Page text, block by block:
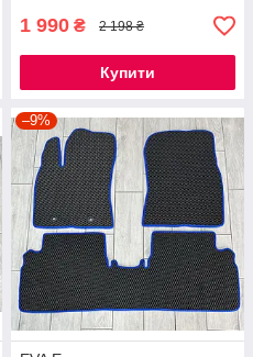
1 990 ₴ 2 198 ₴
Купити
–9%